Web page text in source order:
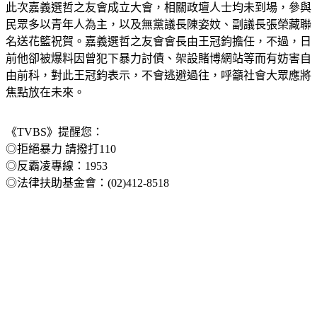
此次嘉義選哲之友會成立大會，相關政壇人士均未到場，參與
民眾多以青年人為主，以及無黨議長陳姿妏、副議長張榮藏聯
名送花籃祝賀。嘉義選哲之友會會長由王冠鈞擔任，不過，日
前他卻被爆料因曾犯下暴力討債、架設賭博網站等而有妨害自
由前科，對此王冠鈞表示，不會逃避過往，呼籲社會大眾應將
焦點放在未來。
《TVBS》提醒您：
◎拒絕暴力 請撥打110
◎反霸凌專線：1953
◎法律扶助基金會：(02)412-8518